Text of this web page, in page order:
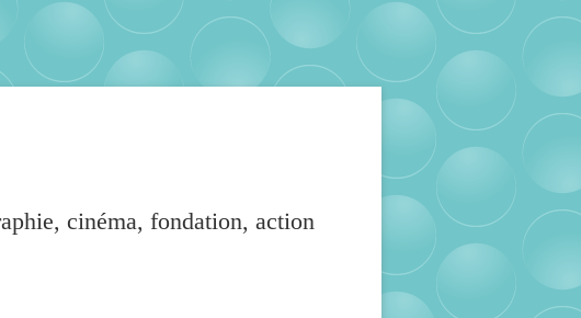
cinéma, fondation, action